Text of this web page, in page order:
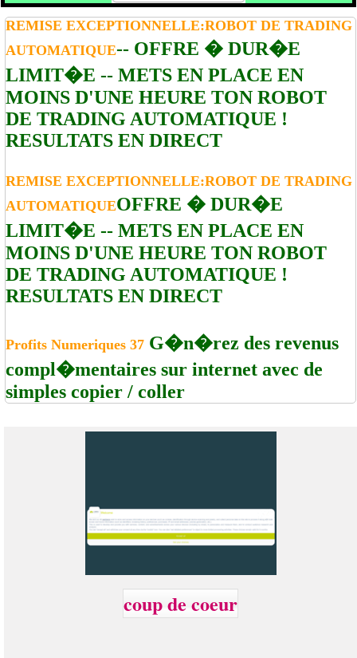
REMISE EXCEPTIONNELLE:ROBOT DE TRADING
AUTOMATIQUE-- OFFRE � DUR�E
LIMIT�E -- METS EN PLACE EN
MOINS D'UNE HEURE TON ROBOT
DE TRADING AUTOMATIQUE !
RESULTATS EN DIRECT
REMISE EXCEPTIONNELLE:ROBOT DE TRADING
AUTOMATIQUEOFFRE � DUR�E
LIMIT�E -- METS EN PLACE EN
MOINS D'UNE HEURE TON ROBOT
DE TRADING AUTOMATIQUE !
RESULTATS EN DIRECT
Profits Numeriques 37 G�n�rez des revenus
compl�mentaires sur internet avec de
simples copier / coller
coup de coeur